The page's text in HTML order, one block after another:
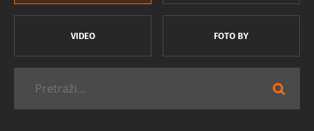
VIDEO FOTO BY